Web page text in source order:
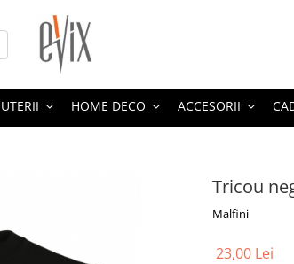
HOME DECO ACCESORII
Tricou
Malfini
23,00 Lei